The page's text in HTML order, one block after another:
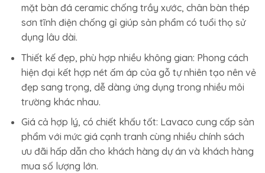
mặt bàn đá ceramic chống trầy xước, chân bàn thép
sơn tĩnh điện chống gỉ giúp sản phẩm có tuổi thọ sử
dụng lâu dài.
Thiết kế đẹp, phù hợp nhiều không gian: Phong cách
hiện đại kết hợp nét ấm áp của gỗ tự nhiên tạo nên vẻ
đẹp sang trọng, dễ dàng ứng dụng trong nhiều môi
trường khác nhau.
Giá cả hợp lý, có chiết khấu tốt: Lavaco cung cấp sản
phẩm với mức giá cạnh tranh cùng nhiều chính sách
ưu đãi hấp dẫn cho khách hàng dự án và khách hàng
mua số lượng lớn.